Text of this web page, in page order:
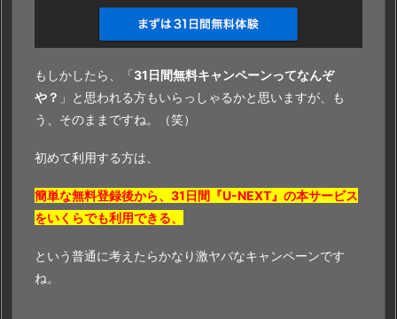
もしかしたら、「31日間無料キャンペーンってなんぞ
や？ 」と思われる方もいらっしゃるかと思いますが、も
う、そのままですね。（笑）
初めて利用する方は、
簡単な無料登録後から、31日間『U-NEXT』の本サービス
をいくらでも利用できる、
という普通に考えたらかなり激ヤバなキャンペーンです
ね。